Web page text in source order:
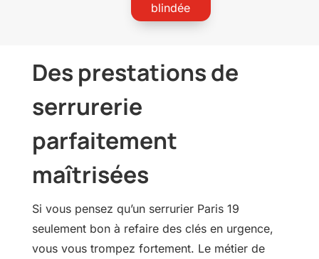
blindée
Des prestations de
serrurerie
parfaitement
maîtrisées
Si vous pensez qu’un serrurier Paris 19
seulement bon à refaire des clés en urgence,
vous vous trompez fortement. Le métier de